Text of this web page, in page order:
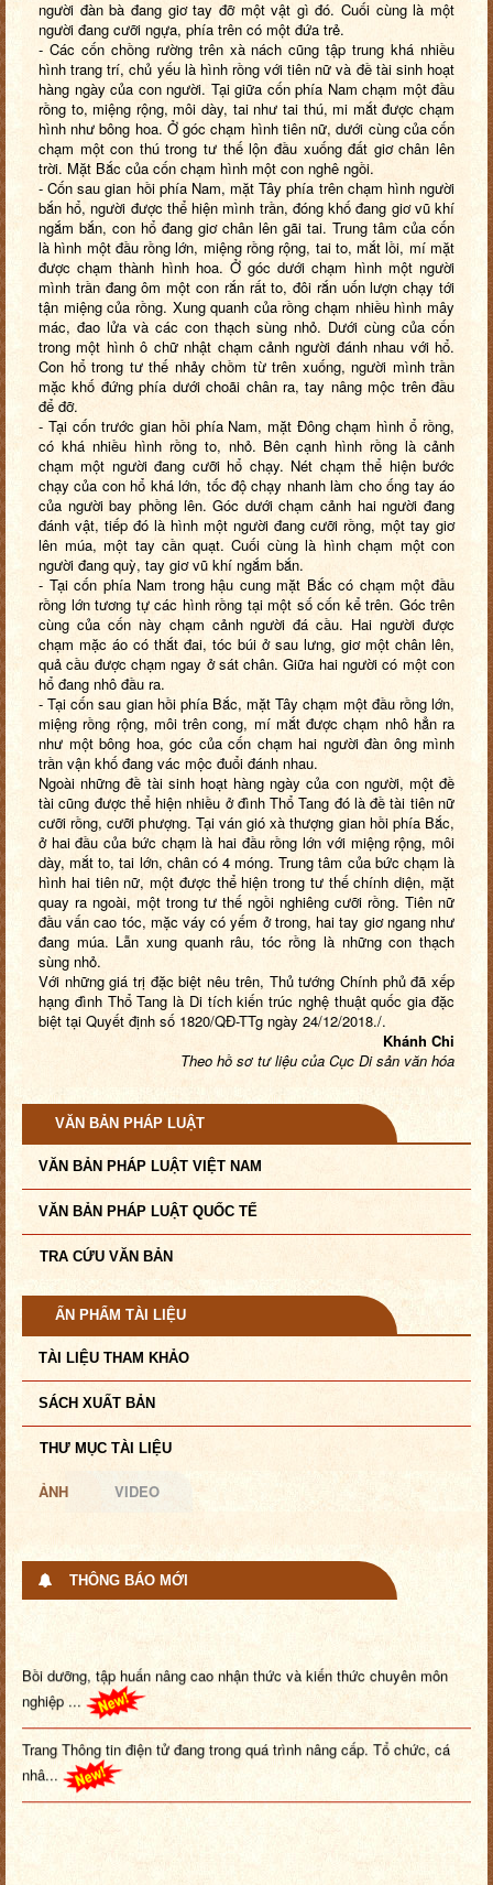
người đàn bà đang giơ tay đỡ một vật gì đó. Cuối cùng là một
người đang cưỡi ngựa, phía trên có một đứa trẻ.
- Các cốn chồng rường trên xà nách cũng tập trung khá nhiều
hình trang trí, chủ yếu là hình rồng với tiên nữ và đề tài sinh hoạt
hàng ngày của con người. Tại giữa cốn phía Nam chạm một đầu
rồng to, miệng rộng, môi dày, tai như tai thú, mi mắt được chạm
hình như bông hoa. Ở góc chạm hình tiên nữ, dưới cùng của cốn
chạm một con thú trong tư thế lộn đầu xuống đất giơ chân lên
trời. Mặt Bắc của cốn chạm hình một con nghê ngồi.
- Cốn sau gian hồi phía Nam, mặt Tây phía trên chạm hình người
bắn hổ, người được thể hiện mình trần, đóng khố đang giơ vũ khí
ngắm bắn, con hổ đang giơ chân lên gãi tai. Trung tâm của cốn
là hình một đầu rồng lớn, miệng rồng rộng, tai to, mắt lồi, mí mặt
được chạm thành hình hoa. Ở góc dưới chạm hình một người
mình trần đang ôm một con rắn rất to, đôi rắn uốn lượn chạy tới
tận miệng của rồng. Xung quanh của rồng chạm nhiều hình mây
mác, đao lửa và các con thạch sùng nhỏ. Dưới cùng của cốn
trong một hình ô chữ nhật chạm cảnh người đánh nhau với hổ.
Con hổ trong tư thế nhảy chồm từ trên xuống, người mình trần
mặc khố đứng phía dưới choãi chân ra, tay nâng mộc trên đầu
để đỡ.
- Tại cốn trước gian hồi phía Nam, mặt Đông chạm hình ổ rồng,
có khá nhiều hình rồng to, nhỏ. Bên cạnh hình rồng là cảnh
chạm một người đang cưỡi hổ chạy. Nét chạm thể hiện bước
chạy của con hổ khá lớn, tốc độ chạy nhanh làm cho ống tay áo
của người bay phồng lên. Góc dưới chạm cảnh hai người đang
đánh vật, tiếp đó là hình một người đang cưỡi rồng, một tay giơ
lên múa, một tay cần quạt. Cuối cùng là hình chạm một con
người đang quỳ, tay giơ vũ khí ngắm bắn.
- Tại cốn phía Nam trong hậu cung mặt Bắc có chạm một đầu
rồng lớn tương tự các hình rồng tại một số cốn kể trên. Góc trên
cùng của cốn này chạm cảnh người đá cầu. Hai người được
chạm mặc áo có thắt đai, tóc búi ở sau lưng, giơ một chân lên,
quả cầu được chạm ngay ở sát chân. Giữa hai người có một con
hổ đang nhô đầu ra.
- Tại cốn sau gian hồi phía Bắc, mặt Tây chạm một đầu rồng lớn,
miệng rồng rộng, môi trên cong, mí mắt được chạm nhô hẳn ra
như một bông hoa, góc của cốn chạm hai người đàn ông mình
trần vận khố đang vác mộc đuổi đánh nhau.
Ngoài những đề tài sinh hoạt hàng ngày của con người, một đề
tài cũng được thể hiện nhiều ở đình Thổ Tang đó là đề tài tiên nữ
cưỡi rồng, cưỡi phượng. Tại ván gió xà thượng gian hồi phía Bắc,
ở hai đầu của bức chạm là hai đầu rồng lớn với miệng rộng, môi
dày, mắt to, tai lớn, chân có 4 móng. Trung tâm của bức chạm là
hình hai tiên nữ, một được thể hiện trong tư thế chính diện, mặt
quay ra ngoài, một trong tư thế ngồi nghiêng cưỡi rồng. Tiên nữ
đầu vấn cao tóc, mặc váy có yếm ở trong, hai tay giơ ngang như
đang múa. Lẫn xung quanh râu, tóc rồng là những con thạch
sùng nhỏ.
Với những giá trị đặc biệt nêu trên, Thủ tướng Chính phủ đã xếp
hạng đình Thổ Tang là Di tích kiến trúc nghệ thuật quốc gia đặc
biệt tại Quyết định số 1820/QĐ-TTg ngày 24/12/2018./.
Khánh Chi
Theo hồ sơ tư liệu của Cục Di sản văn hóa
VĂN BẢN PHÁP LUẬT
VĂN BẢN PHÁP LUẬT VIỆT NAM
VĂN BẢN PHÁP LUẬT QUỐC TẾ
TRA CỨU VĂN BẢN
ẤN PHẨM TÀI LIỆU
TÀI LIỆU THAM KHẢO
SÁCH XUẤT BẢN
THƯ MỤC TÀI LIỆU
ẢNH VIDEO
THÔNG BÁO MỚI
nghiệp ...
Trang Thông tin điện tử đang trong quá trình nâng cấp. Tổ chức, cá
nhâ...